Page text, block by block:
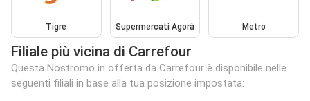
Tigre Supermercati Agorà Metro
Filiale più vicina di Carrefour
Questa Nostromo in offerta da Carrefour è disponibile nelle
seguenti filiali in base alla tua posizione impostata: